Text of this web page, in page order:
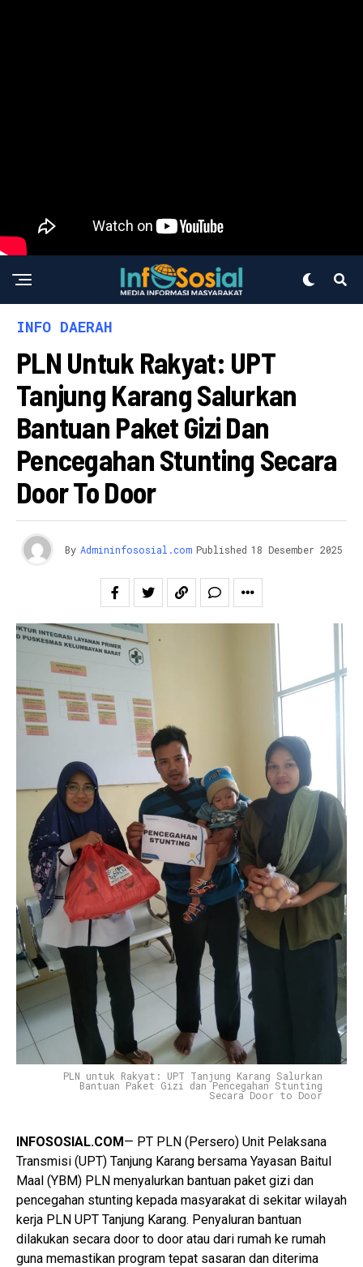
INFO DAERAH
PLN Untuk Rakyat: UPT
Tanjung Karang Salurkan
Bantuan Paket Gizi Dan
Pencegahan Stunting Secara
Door To Door
By Admininfososial.com Published 18 Desember 2025
PLN untuk Rakyat: UPT Tanjung Karang Salurkan
Bantuan Paket Gizi dan Pencegahan Stunting
Secara Door to Door
INFOSOSIAL.COM— PT PLN (Persero) Unit Pelaksana
Transmisi (UPT) Tanjung Karang bersama Yayasan Baitul
Maal (YBM) PLN menyalurkan bantuan paket gizi dan
pencegahan stunting kepada masyarakat di sekitar wilayah
kerja PLN UPT Tanjung Karang. Penyaluran bantuan
dilakukan secara door to door atau dari rumah ke rumah
guna memastikan program tepat sasaran dan diterima